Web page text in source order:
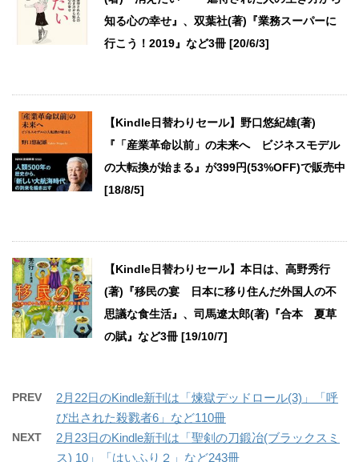
知る心の幸せ』、双葉社(著)『業務スーパーに
行こう！2019』など3冊 [20/6/3]
【Kindle日替わりセール】野口悠紀雄(著)
『「産業革命以前」の未来へ ビジネスモデル
の大転換が始まる』が399円(53%OFF)で販売中
[18/8/5]
【Kindle日替わりセール】本日は、高野秀行
(著)『移民の宴 日本に移り住んだ外国人の不
思議な食生活』、司馬遼太郎(著)『合本 夏草
の賦』など3冊 [19/10/7]
PREV
2月22日のKindle新刊は「煉獄デッドロール(3)」「呼
び出された殺戮者6」など110冊
NEXT
2月23日のKindle新刊は「聖剣の刀鍛冶(ブラックスミ
ス) 10」「はいふり２」など243冊